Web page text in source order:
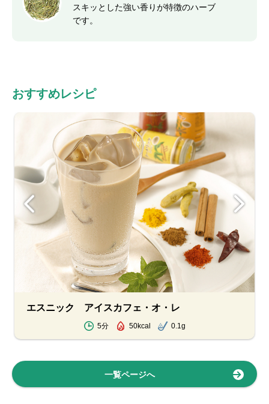
スキッとした強い香りが特徴のハーブ
です。
おすすめレシピ
エスニック アイスカフェ・オ・レ
5分 50kcal 0.1g
一覧ページへ